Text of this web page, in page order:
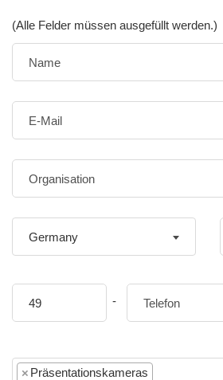
(Alle Felder müssen ausgefüllt werden.)
Germany
-
× Präsentationskameras